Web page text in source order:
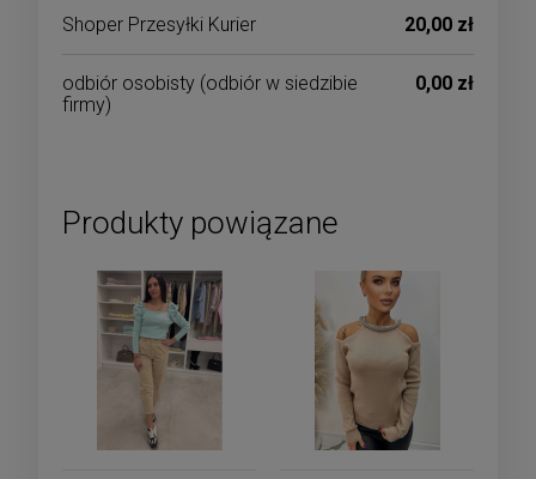
Shoper Przesyłki Kurier 20,00 zł
odbiór osobisty (odbiór w siedzibie
firmy)
0,00 zł
Produkty powiązane